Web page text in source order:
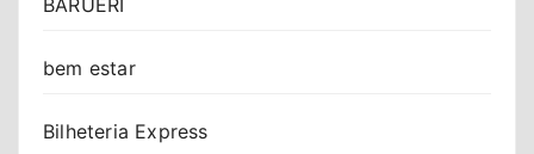
bem estar
Bilheteria Express